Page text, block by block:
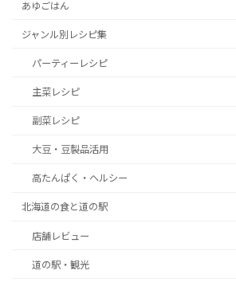
あゆごはん
ジャンル別レシピ集
パーティーレシピ
主菜レシピ
副菜レシピ
大豆・豆製品活用
高たんぱく・ヘルシー
北海道の食と道の駅
店舗レビュー
道の駅・観光